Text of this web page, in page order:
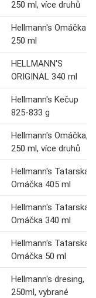
250 ml, více druhů
Hellmann's Omáčka
250 ml
HELLMANN'S
ORIGINAL 340 ml
Hellmann's Kečup
825-833 g
Hellmann's Omáčka,
250 ml, více druhů
Hellmann's Tatarská
Omáčka 405 ml
Hellmann's Tatarská
Omáčka 340 ml
Hellmann's Tatarská
Omáčka 50 ml
Hellmann's dresing,
250ml, vybrané